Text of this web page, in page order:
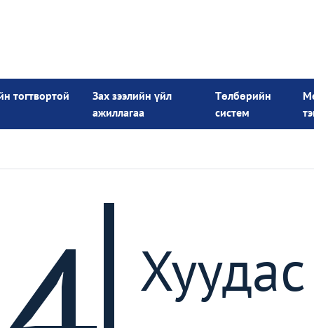
тогтвортой
Зах зээлийн үйл
ажиллагаа
Төлбөрийн
систем
Хуудас